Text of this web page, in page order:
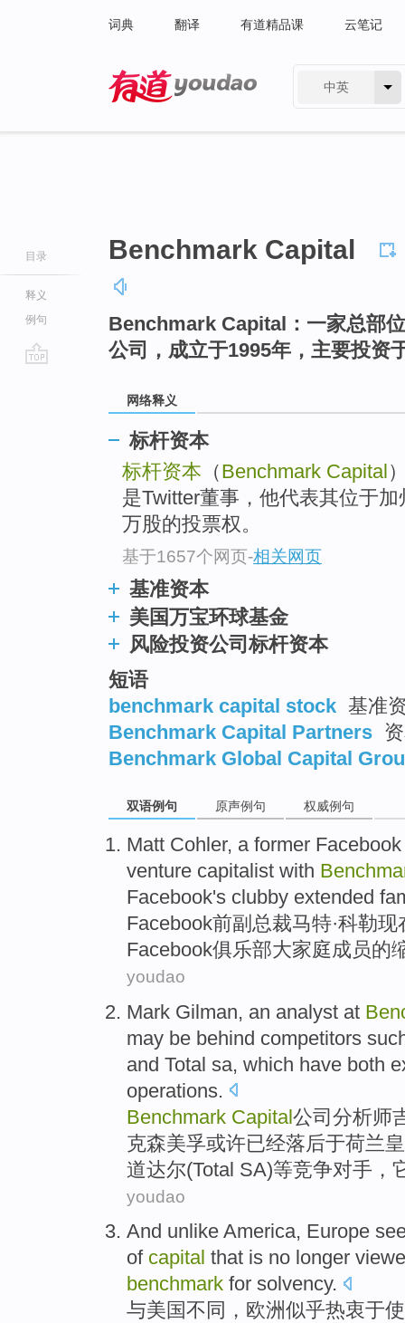
词典 翻译 有道精品课 云笔记
中英
目录
释义
例句
Benchmark Capital
Benchmark Capital：一家总部
公司，成立于1995年，主要投资
网络释义
标杆资本
标杆资本 （Benchmark Capital
是Twitter董事，他代表其位于
万股的投票权。
基于1657个网页-相关网页
基准资本
美国万宝环球基金
风险投资公司标杆资本
短语
benchmark capital stock 基准
Benchmark Capital Partners
Benchmark Global Capital
双语例句 原声例句 权威例句
Matt Cohler, a former Facebook
venture capitalist with
Facebook's clubby extended
Facebook前副 总裁马特·科勒现
Facebook俱乐部大家庭成员的
youdao
Mark Gilman, an analyst at
may be behind competitors
and Total sa, which have both
operations.
Benchmark Capital公司分析师
克森美孚或许已经落后于荷兰
道达尔(Total SA)等竞争对手 ，
youdao
And unlike America, Europe
of capital that is no longer
benchmark for solvency.
与美国不同， 欧洲似乎热衷于